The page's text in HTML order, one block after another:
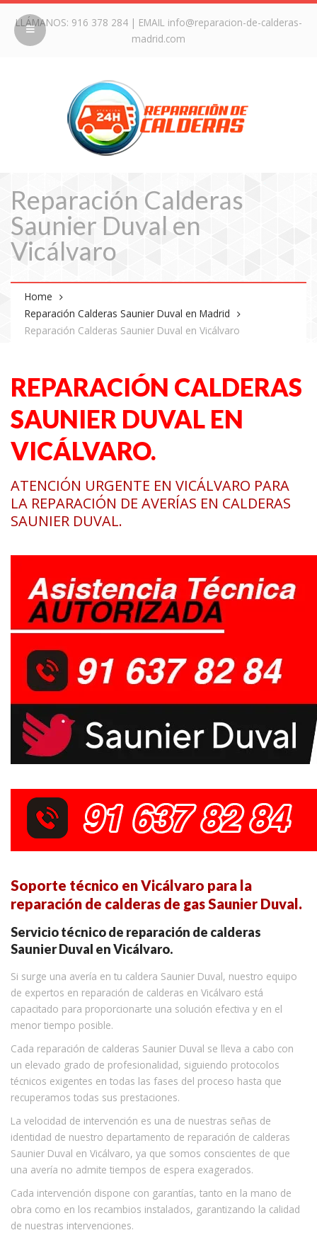
LLÁMANOS: 916 378 284| EMAIL info@reparacion-de-calderas-
madrid.com
Reparación Calderas
Saunier Duval en
Vicálvaro
Home
Reparación Calderas Saunier Duval en Madrid
Reparación Calderas Saunier Duval en Vicálvaro
REPARACIÓN CALDERAS
SAUNIER DUVAL EN
VICÁLVARO.
ATENCIÓN URGENTE EN VICÁLVARO PARA
LA REPARACIÓN DE AVERÍAS EN CALDERAS
SAUNIER DUVAL.
Soporte técnico en Vicálvaro para la
reparación de calderas de gas Saunier Duval.
Servicio técnico de reparación de calderas
Saunier Duval en Vicálvaro.
Si surge una avería en tu caldera Saunier Duval, nuestro equipo
de expertos en reparación de calderas en Vicálvaro está
capacitado para proporcionarte una solución efectiva y en el
menor tiempo posible.
Cada reparación de calderas Saunier Duval se lleva a cabo con
un elevado grado de profesionalidad, siguiendo protocolos
técnicos exigentes en todas las fases del proceso hasta que
recuperamos todas sus prestaciones.
La velocidad de intervención es una de nuestras señas de
identidad de nuestro departamento de reparación de calderas
Saunier Duval en Vicálvaro, ya que somos conscientes de que
una avería no admite tiempos de espera exagerados.
Cada intervención dispone con garantías, tanto en la mano de
obra como en los recambios instalados, garantizando la calidad
de nuestras intervenciones.